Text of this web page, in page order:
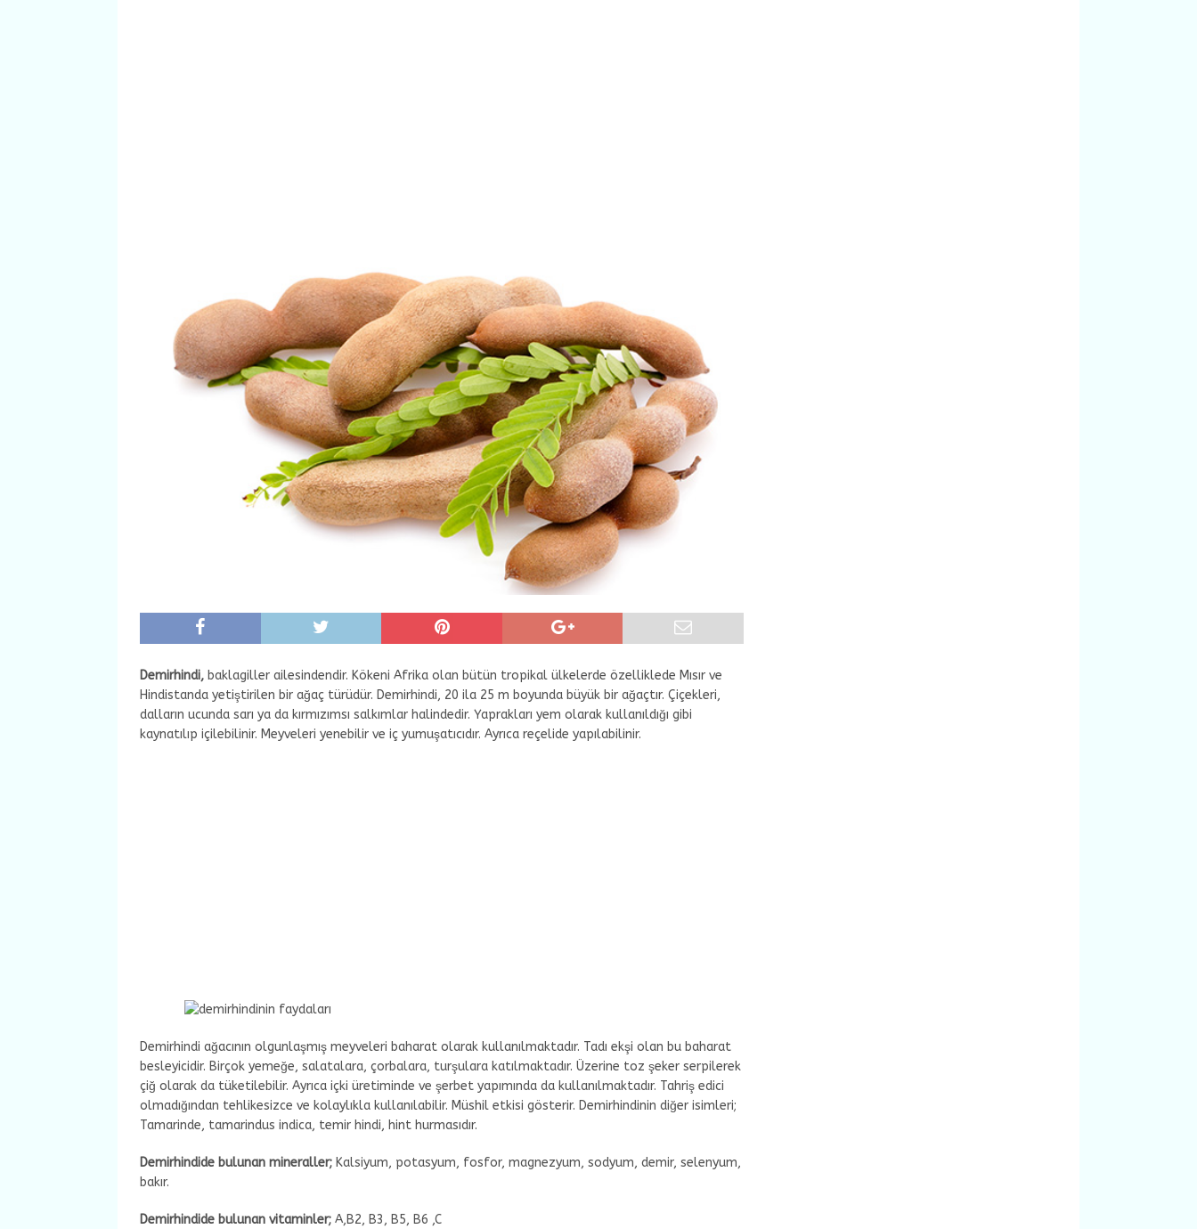
Demirhindi, baklagiller ailesindendir. Kökeni Afrika olan bütün tropikal ülkelerde özelliklede Mısır ve
Hindistanda yetiştirilen bir ağaç türüdür. Demirhindi, 20 ila 25 m boyunda büyük bir ağaçtır. Çiçekleri,
dalların ucunda sarı ya da kırmızımsı salkımlar halindedir. Yaprakları yem olarak kullanıldığı gibi
kaynatılıp içilebilinir. Meyveleri yenebilir ve iç yumuşatıcıdır. Ayrıca reçelide yapılabilinir.
Demirhindi ağacının olgunlaşmış meyveleri baharat olarak kullanılmaktadır. Tadı ekşi olan bu baharat
besleyicidir. Birçok yemeğe, salatalara, çorbalara, turşulara katılmaktadır. Üzerine toz şeker serpilerek
çiğ olarak da tüketilebilir. Ayrıca içki üretiminde ve şerbet yapımında da kullanılmaktadır. Tahriş edici
olmadığından tehlikesizce ve kolaylıkla kullanılabilir. Müshil etkisi gösterir. Demirhindinin diğer isimleri;
Tamarinde, tamarindus indica, temir hindi, hint hurmasıdır.
Demirhindide bulunan mineraller; Kalsiyum, potasyum, fosfor, magnezyum, sodyum, demir, selenyum,
bakır.
Demirhindide bulunan vitaminler; A,B2, B3, B5, B6 ,C